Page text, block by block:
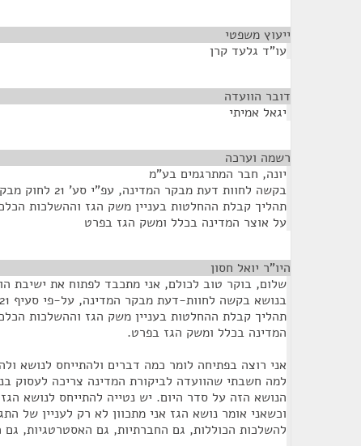
ייעוץ משפטי
עו"ד גלעד קרן
דובר הוועדה
יגאל אמיתי
רשמה וערכה
יונה, חבר המתרגמים בע"מ
בקשה לחוות דעת מבקר המדינה, עפ"י סע' 21 לחוק מבקר המדינה, בנושא:
תהליך קבלת ההחלטות בעניין משק הגז וההשלכות
על אוצר המדינה בכלל ומשק הגז בפרט
היו"ר יואל חסון
שלום, בוקר טוב לכולם, אני מתכבד לפתוח את ישיבת
תהליך קבלת ההחלטות בעניין משק הגז וההשלכות
המדינה בכלל ומשק הגז בפרט.
אני רוצה בפתיחה לומר כמה דברים ולהתייחס לנושא
למה חשבתי שהוועדה לביקורת המדינה צריכה לעסוק
הנושא הזה על סדר היום. יש נטייה להתייחס לנושא
וכשאני אומר נושא הגז אני מתכוון לא רק לעניין של
להשלכות הכוללות, גם החברתיות, גם האסטרטגיות, גם